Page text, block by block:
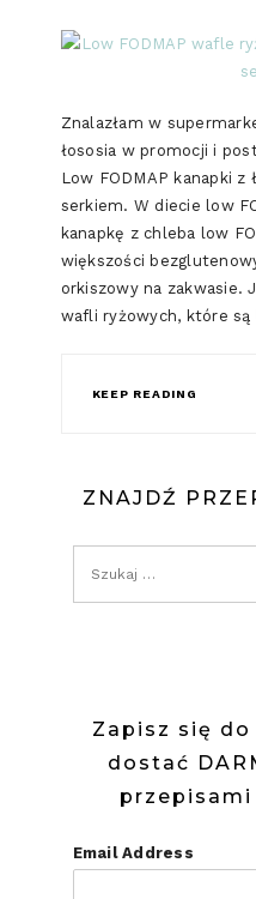
Znalazłam w
łososia w promocji i
Low FODMAP kanapki z
serkiem. W diecie low
kanapkę z chleba low
większości
orkiszowy na zakwasie.
wafli ryżowych, które
KEEP READING
ZNAJDŹ
Zapisz się
dostać
przepisami
Email Address